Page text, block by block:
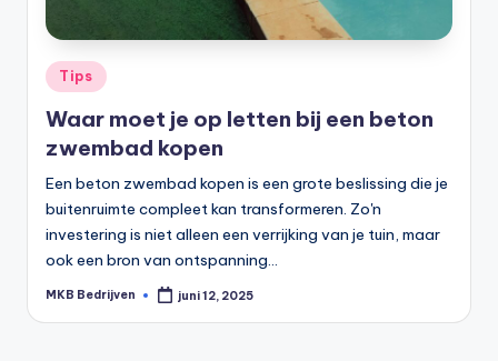
Tips
Waar moet je op letten bij een beton
zwembad kopen
Een beton zwembad kopen is een grote beslissing die je
buitenruimte compleet kan transformeren. Zo'n
investering is niet alleen een verrijking van je tuin, maar
ook een bron van ontspanning…
MKB Bedrijven juni 12, 2025